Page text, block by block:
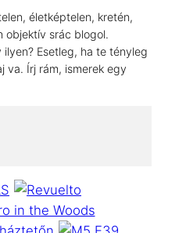
életképtelen, kretén,
objektív srác blogol.
Esetleg, ha te tényleg
va. Írj rám, ismerek egy